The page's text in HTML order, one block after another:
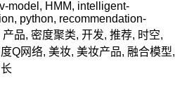
model , HMM, intelligent-
, python, recommendation-
产品, 密度聚类, 开发, 推荐, 时空,
Q网络, 美妆, 美妆产品, 融合模型,